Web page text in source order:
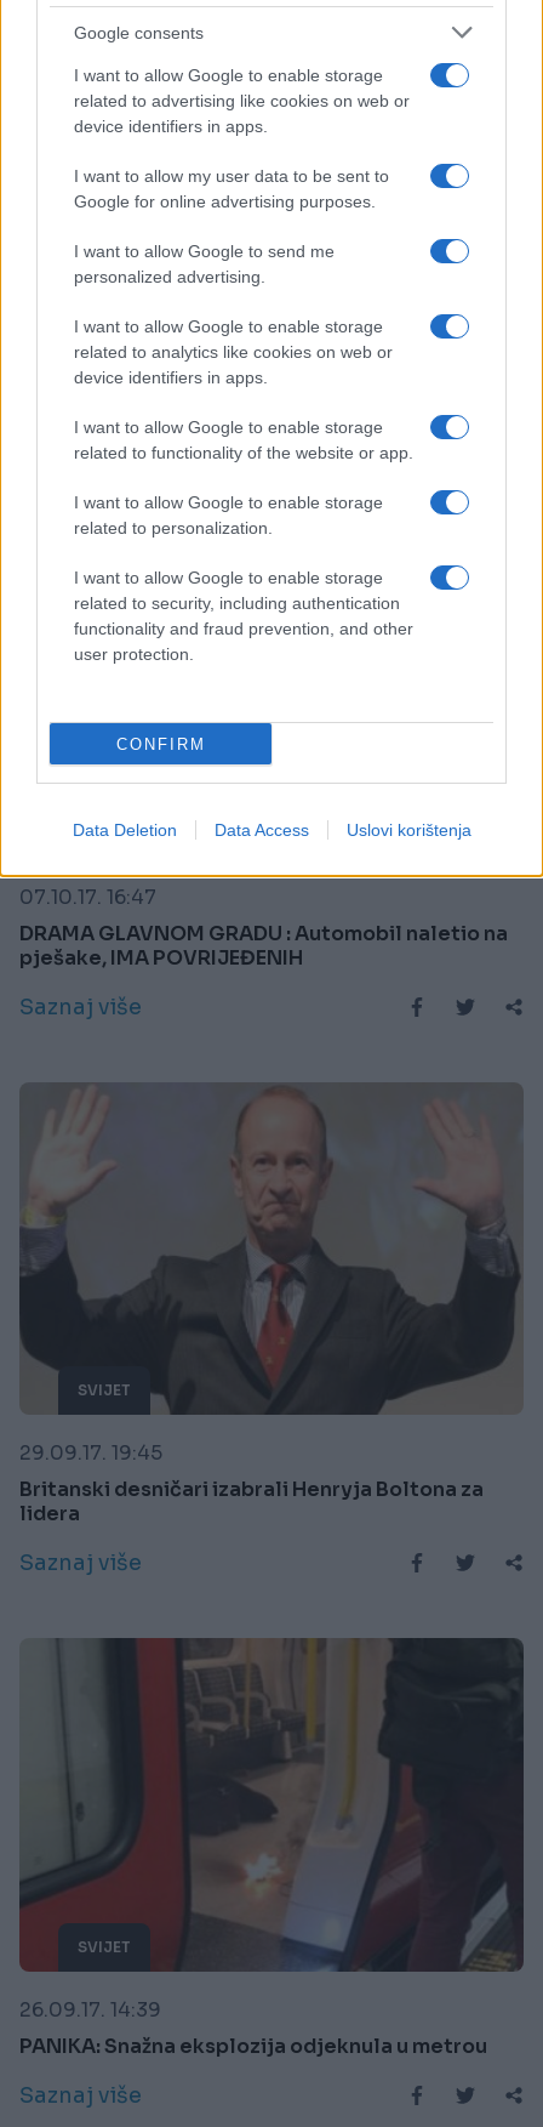
Google consents
I want to allow Google to enable storage
related to advertising like cookies on web or
device identifiers in apps.
I want to allow my user data to be sent to
Google for online advertising purposes.
I want to allow Google to send me
personalized advertising.
I want to allow Google to enable storage
related to analytics like cookies on web or
device identifiers in apps.
I want to allow Google to enable storage
related to functionality of the website or app.
I want to allow Google to enable storage
related to personalization.
I want to allow Google to enable storage
related to security, including authentication
functionality and fraud prevention, and other
user protection.
CONFIRM
Data Deletion Data Access Uslovi korištenja
07.10.17. 20:14
Saznaj više
SVIJET
07.10.17. 16:47
DRAMA GLAVNOM GRADU : Automobil naletio na
pješake, IMA POVRIJEĐENIH
Saznaj više
SVIJET
29.09.17. 19:45
Britanski desničari izabrali Henryja Boltona za
lidera
Saznaj više
SVIJET
26.09.17. 14:39
PANIKA: Snažna eksplozija odjeknula u metrou
Saznaj više